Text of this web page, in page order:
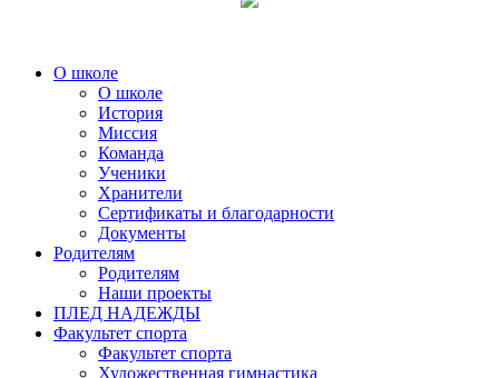
О школе
О школе
История
Миссия
Команда
Ученики
Хранители
Сертификаты и благодарности
Документы
Родителям
Родителям
Наши проекты
ПЛЕД НАДЕЖДЫ
Факультет спорта
Факультет спорта
Художественная гимнастика